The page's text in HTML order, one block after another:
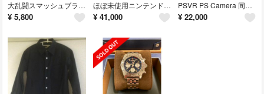
大乱闘スマッシュブラザーズ SPECIAL Switch
¥ 5,800
ほぼ未使用ニンテンドースイッチ、リングフィットアドベンチャーセット
¥ 41,000
PSVR PS Camera 同梱版 CUHJ-16001 専用ソフト付き
¥ 22,000